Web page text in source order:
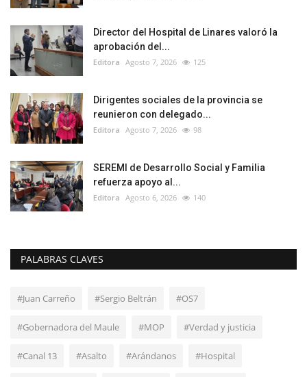
Director del Hospital de Linares valoró la
aprobación del...
Editora Agosto 7, 2026 125
Dirigentes sociales de la provincia se
reunieron con delegado...
Editora Agosto 7, 2026 98
SEREMI de Desarrollo Social y Familia
refuerza apoyo al...
Editora Agosto 6, 2026 140
PALABRAS CLAVES
#Juan Carreño #Sergio Beltrán #OS7
#Gobernadora del Maule #MOP #Verdad y justicia
#Canal 13 #Asalto #Arándanos #Hospital